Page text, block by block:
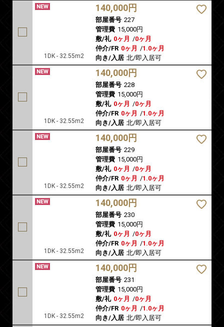
1DK - 32.55m2
140,000円
部屋番号 227
管理費 15,000円
敷/礼 0ヶ月 /0ヶ月
仲介/FR 0ヶ月 /1.0ヶ月
向き/入居 北/即入居可
1DK - 32.55m2
140,000円
部屋番号 228
管理費 15,000円
敷/礼 0ヶ月 /0ヶ月
仲介/FR 0ヶ月 /1.0ヶ月
向き/入居 北/即入居可
1DK - 32.55m2
140,000円
部屋番号 229
管理費 15,000円
敷/礼 0ヶ月 /0ヶ月
仲介/FR 0ヶ月 /1.0ヶ月
向き/入居 北/即入居可
1DK - 32.55m2
140,000円
部屋番号 230
管理費 15,000円
敷/礼 0ヶ月 /0ヶ月
仲介/FR 0ヶ月 /1.0ヶ月
向き/入居 北/即入居可
1DK - 32.55m2
140,000円
部屋番号 231
管理費 15,000円
敷/礼 0ヶ月 /0ヶ月
仲介/FR 0ヶ月 /1.0ヶ月
向き/入居 北/即入居可